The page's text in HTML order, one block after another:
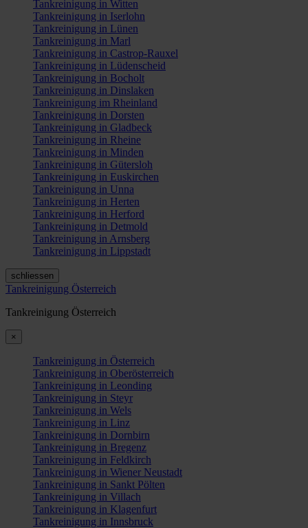
Tankreinigung in Witten
Tankreinigung in Iserlohn
Tankreinigung in Lünen
Tankreinigung in Marl
Tankreinigung in Castrop-Rauxel
Tankreinigung in Lüdenscheid
Tankreinigung in Bocholt
Tankreinigung in Dinslaken
Tankreinigung im Rheinland
Tankreinigung in Dorsten
Tankreinigung in Gladbeck
Tankreinigung in Rheine
Tankreinigung in Minden
Tankreinigung in Gütersloh
Tankreinigung in Euskirchen
Tankreinigung in Unna
Tankreinigung in Herten
Tankreinigung in Herford
Tankreinigung in Detmold
Tankreinigung in Arnsberg
Tankreinigung in Lippstadt
schliessen
Tankreinigung Österreich
Tankreinigung Österreich
×
Tankreinigung in Österreich
Tankreinigung in Oberösterreich
Tankreinigung in Leonding
Tankreinigung in Steyr
Tankreinigung in Wels
Tankreinigung in Linz
Tankreinigung in Dornbirn
Tankreinigung in Bregenz
Tankreinigung in Feldkirch
Tankreinigung in Wiener Neustadt
Tankreinigung in Sankt Pölten
Tankreinigung in Villach
Tankreinigung in Klagenfurt
Tankreinigung in Innsbruck